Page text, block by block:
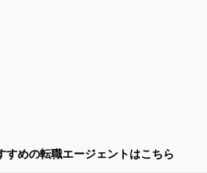
すめの転職エージェントはこちら